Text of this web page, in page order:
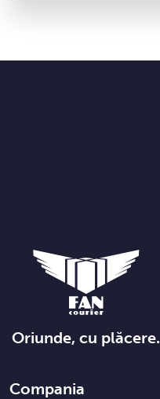
Oriunde, cu plăcere.
Compania